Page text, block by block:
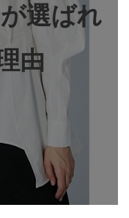
選ばれ
由